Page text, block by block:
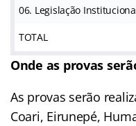
06. Legislação
TOTAL
Onde as provas
As provas serão
Coari, Eirunepé,